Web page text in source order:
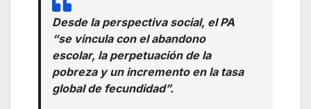
Desde la perspectiva social, el PA
“se vincula con el abandono
escolar, la perpetuación de la
pobreza y un incremento en la tasa
global de fecundidad”.